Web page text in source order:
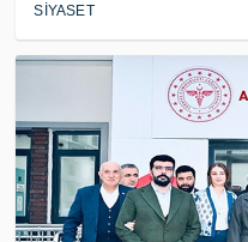
SİYASET